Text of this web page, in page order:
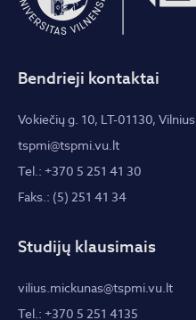
Bendrieji kontaktai
Vokiečių g. 10, LT-01130, Vilnius
tspmi@tspmi.vu.lt
Tel.: +370 5 251 41 30
Faks.: (5) 251 41 34
Studijų klausimais
vilius.mickunas@tspmi.vu.lt
Tel.: +370 5 251 4135